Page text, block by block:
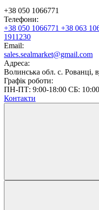
+38 050 1066771
Телефони:
+38 050 1066771 +38 063
1911230
Email:
sales.sealmarket@gmail.com
Адреса:
Волинська обл. с. Рованці,
Графік роботи:
ПН-ПТ: 9:00-18:00 СБ:
Контакти